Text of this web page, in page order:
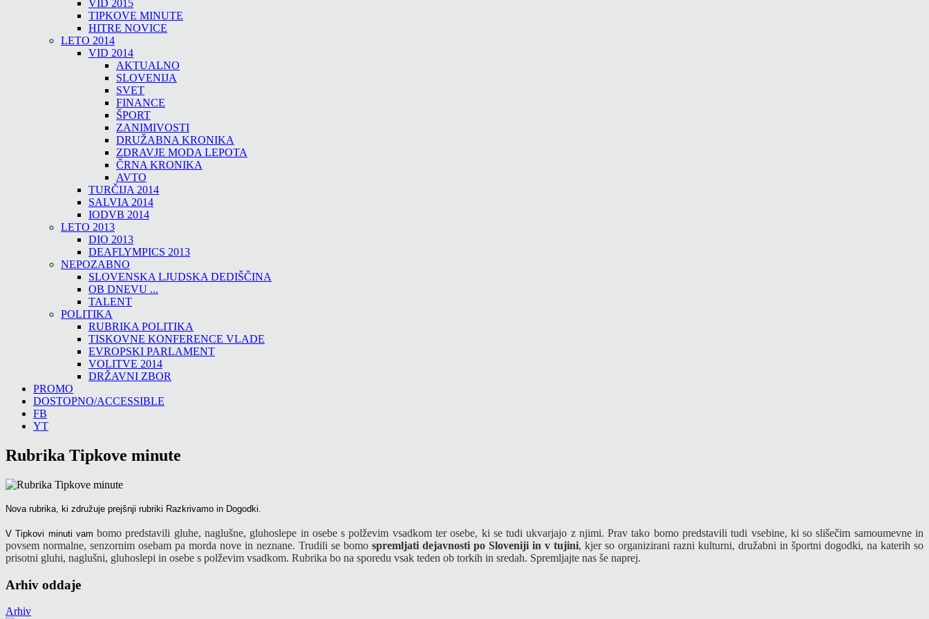
VID 2015
TIPKOVE MINUTE
HITRE NOVICE
LETO 2014
VID 2014
AKTUALNO
SLOVENIJA
SVET
FINANCE
ŠPORT
ZANIMIVOSTI
DRUŽABNA KRONIKA
ZDRAVJE MODA LEPOTA
ČRNA KRONIKA
AVTO
TURČIJA 2014
SALVIA 2014
IODVB 2014
LETO 2013
DIO 2013
DEAFLYMPICS 2013
NEPOZABNO
SLOVENSKA LJUDSKA DEDIŠČINA
OB DNEVU ...
TALENT
POLITIKA
RUBRIKA POLITIKA
TISKOVNE KONFERENCE VLADE
EVROPSKI PARLAMENT
VOLITVE 2014
DRŽAVNI ZBOR
PROMO
DOSTOPNO/ACCESSIBLE
FB
YT
Rubrika Tipkove minute
Nova rubrika, ki združuje prejšnji rubriki Razkrivamo in Dogodki.
V Tipkovi minuti vam bomo predstavili gluhe, naglušne, gluhoslepe in osebe s polževim vsadkom ter osebe, ki se tudi ukvarjajo z njimi. Prav tako bomo predstavili tudi vsebine, ki so slišečim samoumevne in
povsem normalne, senzornim osebam pa morda nove in neznane. Trudili se bomo spremljati dejavnosti po Sloveniji in v tujini, kjer so organizirani razni kulturni, družabni in športni dogodki, na katerih so
prisotni gluhi, naglušni, gluhoslepi in osebe s polževim vsadkom. Rubrika bo na sporedu vsak teden ob torkih in sredah. Spremljajte nas še naprej.
Arhiv oddaje
Arhiv